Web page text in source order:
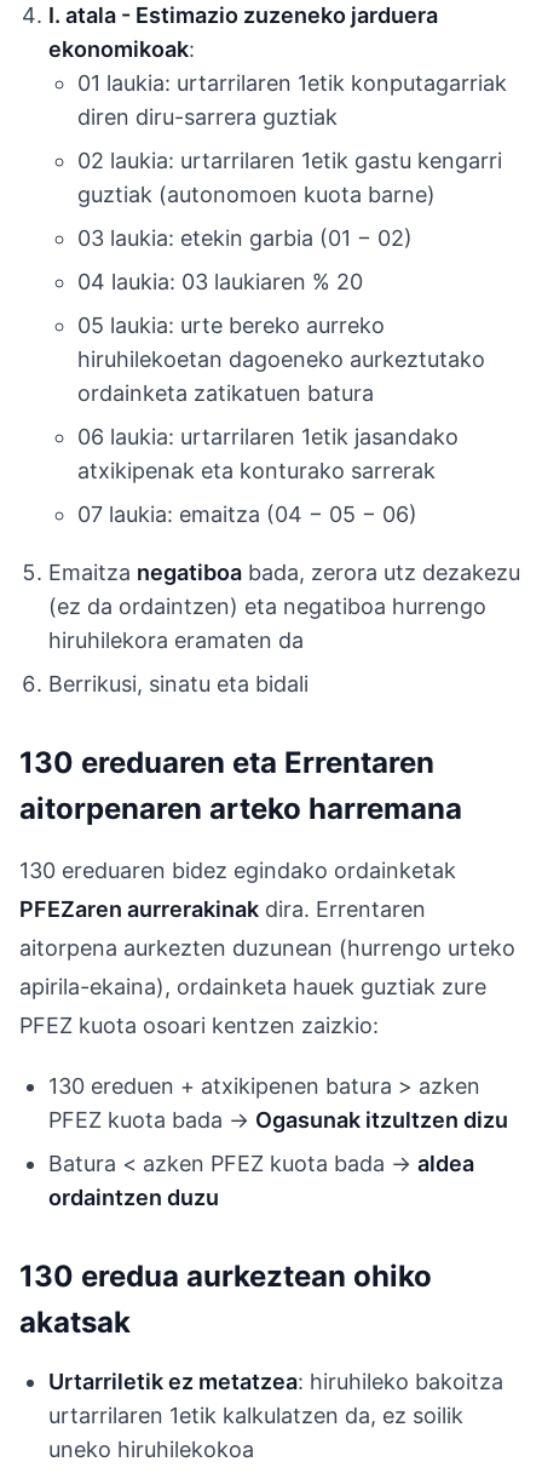
I. atala - Estimazio zuzeneko jarduera
ekonomikoak:
01 laukia: urtarrilaren 1etik konputagarriak
diren diru-sarrera guztiak
02 laukia: urtarrilaren 1etik gastu kengarri
guztiak (autonomoen kuota barne)
03 laukia: etekin garbia (01 − 02)
04 laukia: 03 laukiaren % 20
05 laukia: urte bereko aurreko
hiruhilekoetan dagoeneko aurkeztutako
ordainketa zatikatuen batura
06 laukia: urtarrilaren 1etik jasandako
atxikipenak eta konturako sarrerak
07 laukia: emaitza (04 − 05 − 06)
Emaitza negatiboa bada, zerora utz dezakezu
(ez da ordaintzen) eta negatiboa hurrengo
hiruhilekora eramaten da
Berrikusi, sinatu eta bidali
130 ereduaren eta Errentaren
aitorpenaren arteko harremana
130 ereduaren bidez egindako ordainketak
PFEZaren aurrerakinak dira. Errentaren
aitorpena aurkezten duzunean (hurrengo urteko
apirila-ekaina), ordainketa hauek guztiak zure
PFEZ kuota osoari kentzen zaizkio:
130 ereduen + atxikipenen batura > azken
PFEZ kuota bada → Ogasunak itzultzen dizu
Batura < azken PFEZ kuota bada → aldea
ordaintzen duzu
130 eredua aurkeztean ohiko
akatsak
Urtarriletik ez metatzea: hiruhileko bakoitza
urtarrilaren 1etik kalkulatzen da, ez soilik
uneko hiruhilekokoa